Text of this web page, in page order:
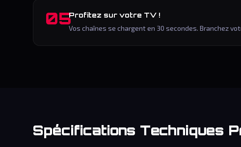
05Profitez sur votre TV !
Vos chaînes se chargent en 30 secondes. Branchez
Spécifications Techniques